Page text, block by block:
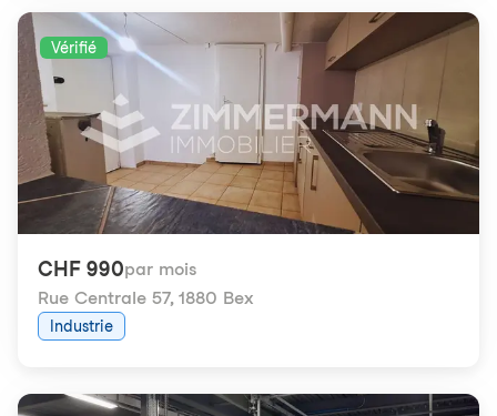
Vérifié
CHF 990par mois
Rue Centrale 57, 1880 Bex
Industrie